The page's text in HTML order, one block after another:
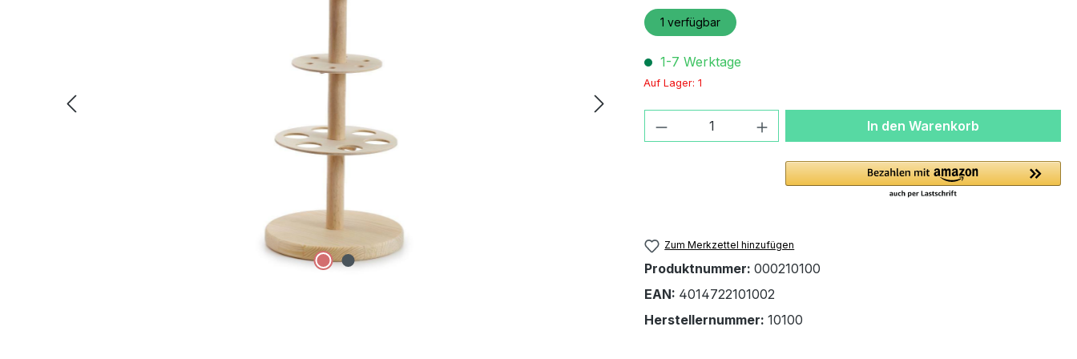
1 verfügbar
1-7 Werktage
Auf Lager: 1
Produkt Anzahl: Gib den gewünschten Wert
In den Warenkorb
Zum Merkzettel hinzufügen
Produktnummer: 000210100
EAN: 4014722101002
Herstellernummer: 10100